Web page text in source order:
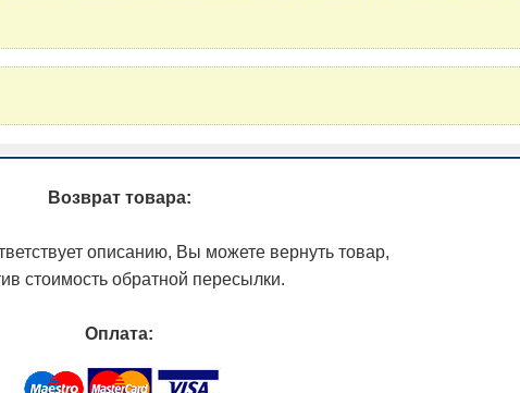
Возврат товара:
описанию, Вы можете вернуть товар,
стоимость обратной пересылки.
Оплата: